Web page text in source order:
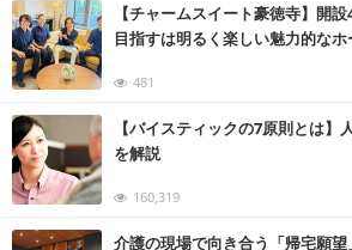
【チャームスイート豪徳寺】開
目指すは明るく楽しい魅力的なホ
481
【バイスティックの7原則とは】
を解説
160,319
介護の現場で向き合う「帰宅願